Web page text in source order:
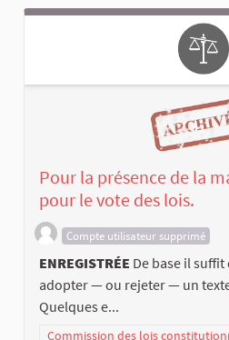
Pour la présence de la
pour le vote des lois.
Compte utilisateur supprimé
ENREGISTRÉE De base il
adopter — ou rejeter — un
Quelques e...
Commission des lois